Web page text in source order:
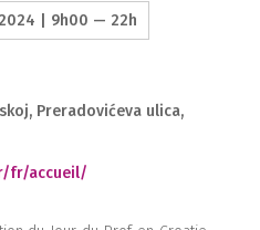
| 9h00 — 22h
Preradovićeva ulica,
fr/accueil/